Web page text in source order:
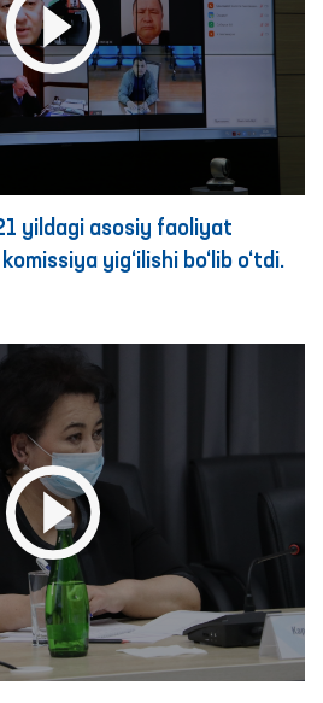
yildagi asosiy faoliyat
yig‘ilishi bo‘lib o‘tdi.